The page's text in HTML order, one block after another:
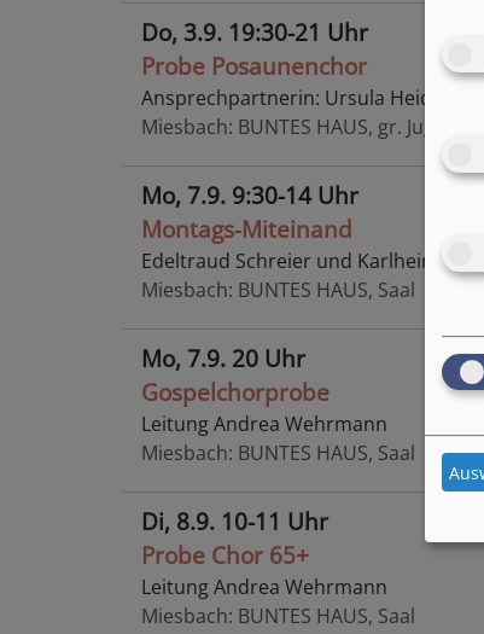
Do, 3.9. 19:30-21 Uhr
Probe Posaunenchor
Ansprechpartnerin: Ursula Heide
Miesbach BUNTES HAUS, gr.
Mo, 7.9. 9:30-14 Uhr
Montags-Miteinand
Edeltraud Schreier und Karlheinz
Miesbach BUNTES HAUS, Saal
Mo, 7.9. 20 Uhr
Gospelchorprobe
Leitung Andrea Wehrmann
Miesbach BUNTES HAUS, Saal
Di, 8.9. 10-11 Uhr
Probe Chor 65+
Leitung Andrea Wehrmann
Miesbach BUNTES HAUS, Saal